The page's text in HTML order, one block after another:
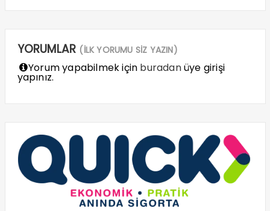
YORUMLAR (İLK YORUMU SİZ YAZIN)
Yorum yapabilmek için buradanüye girişi
yapınız.